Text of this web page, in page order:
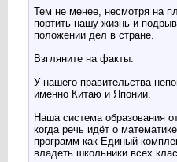
Тем не менее, несмотря на
портить нашу жизнь и
положении дел в стране.
Взгляните на факты:
У нашего правительства
именно Китаю и Японии.
Наша система образования
когда речь идёт о
программ как Единый
владеть школьники всех